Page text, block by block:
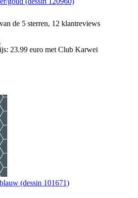
de 5 sterren, 12 klantreviews
23.99 euro met Club Karwei
(dessin 101671)